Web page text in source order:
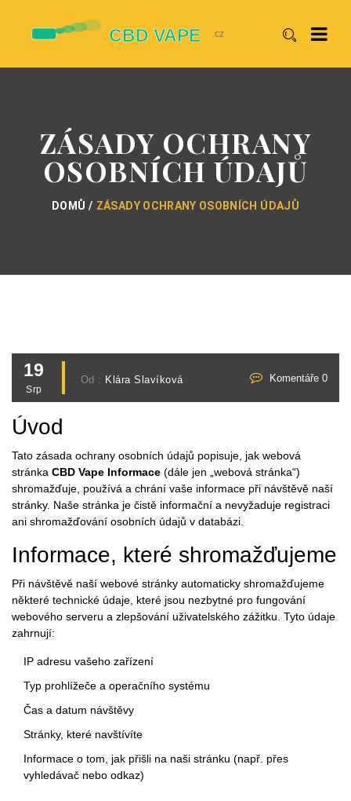
ZÁSADY OCHRANY
OSOBNÍCH ÚDAJŮ
DOMŮ ZÁSADY OCHRANY OSOBNÍCH ÚDAJŮ
19
Srp
Od : Klára Slavíková Komentáře 0
Úvod
Tato zásada ochrany osobních údajů popisuje, jak webová
stránka CBD Vape Informace (dále jen „webová stránka“)
shromažďuje, používá a chrání vaše informace při návštěvě naší
stránky. Naše stránka je čistě informační a nevyžaduje registraci
ani shromažďování osobních údajů v databázi.
Informace, které shromažďujeme
Při návštěvě naší webové stránky automaticky shromažďujeme
některé technické údaje, které jsou nezbytné pro fungování
webového serveru a zlepšování uživatelského zážitku. Tyto údaje
zahrnují:
IP adresu vašeho zařízení
Typ prohlížeče a operačního systému
Čas a datum návštěvy
Stránky, které navštívíte
Informace o tom, jak přišli na naši stránku (např. přes
vyhledávač nebo odkaz)